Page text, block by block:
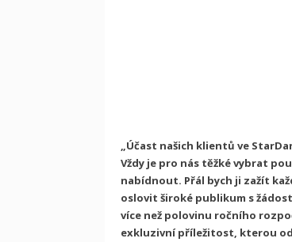
„Účast našich klientů ve
Vždy je pro nás těžké vybrat
nabídnout. Přál bych ji zažít
oslovit široké publikum s
více než polovinu ročního
exkluzivní příležitost, kterou od